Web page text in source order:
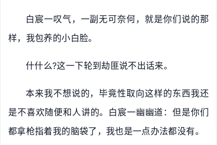
白宸一叹气，一副无可奈何，就是你们说的那
样，我包养的小白脸。
什什么?这一下轮到劫匪说不出话来。
本来我不想说的，毕竟性取向这样的东西我还
是不喜欢随便和人讲的。白宸一幽幽道：但是你们
都拿枪指着我的脑袋了，我也是一点办法都没有。